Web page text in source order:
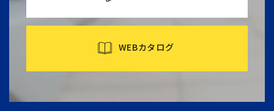
WEBカタログ